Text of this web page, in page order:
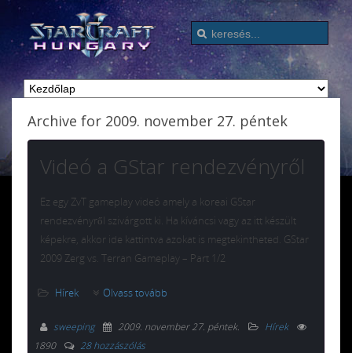
Archive for 2009. november 27. péntek
Videó a GStar rendezvényről
Ez egy ZvT gameplay videó amely a koreai GStar
rendezvényről szivárgott ki. Ha kíváncsi vagy az itt készült
képekre, akkor ide kattintva azokat is megtekintheted. GStar
2009 Zerg vs. Terran Gameplay – Part 1/2
Hírek Olvass tovább
sweeping 2009. november 27. péntek.
Hírek
1890
28 hozzászólás